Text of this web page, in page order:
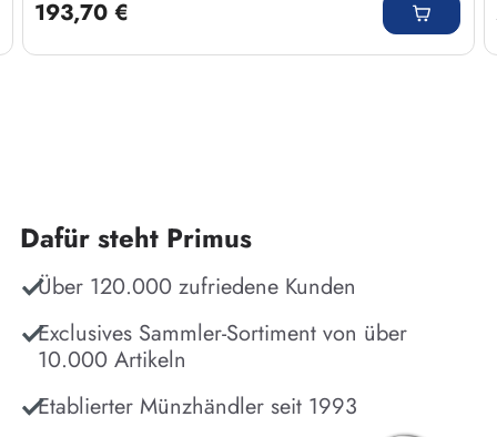
193,70 €
Dafür steht Primus
Über 120.000 zufriedene Kunden
Exclusives Sammler-Sortiment von über
10.000 Artikeln
Etablierter Münzhändler seit 1993